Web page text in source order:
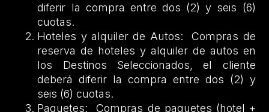
diferir la compra entre dos (2) y seis (6)
cuotas.
Hoteles y alquiler de Autos: Compras de
reserva de hoteles y alquiler de autos en
los Destinos Seleccionados, el cliente
deberá diferir la compra entre dos (2) y
seis (6) cuotas.
Paquetes: Compras de paquetes (hotel +